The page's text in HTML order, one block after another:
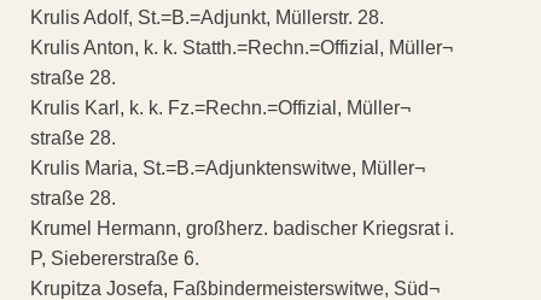
Krulis Adolf, St.=B.=Adjunkt, Müllerstr. 28.
Krulis Anton, k. k. Statth.=Rechn.=Offizial, Müller¬
straße 28.
Krulis Karl, k. k. Fz.=Rechn.=Offizial, Müller¬
straße 28.
Krulis Maria, St.=B.=Adjunktenswitwe, Müller¬
straße 28.
Krumel Hermann, großherz. badischer Kriegsrat i.
P, Siebererstraße 6.
Krupitza Josefa, Faßbindermeisterswitwe, Süd¬